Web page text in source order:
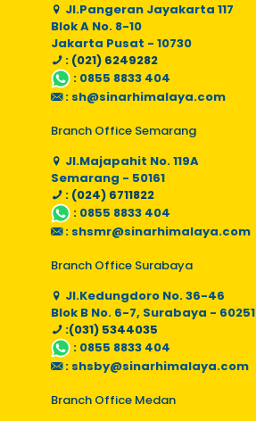
Jl.Pangeran Jayakarta 117
Blok A No. 8-10
Jakarta Pusat - 10730
: (021) 6249282
: 0855 8833 404
: sh@sinarhimalaya.com
Branch Office Semarang
Jl.Majapahit No. 119A
Semarang - 50161
: (024) 6711822
: 0855 8833 404
: shsmr@sinarhimalaya.com
Branch Office Surabaya
Jl.Kedungdoro No. 36-46
Blok B No. 6-7, Surabaya - 60251
:(031) 5344035
: 0855 8833 404
: shsby@sinarhimalaya.com
Branch Office Medan